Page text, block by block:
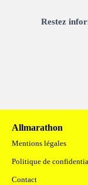
Restez
Allmarathon
Mentions légales
Politique de
Contact